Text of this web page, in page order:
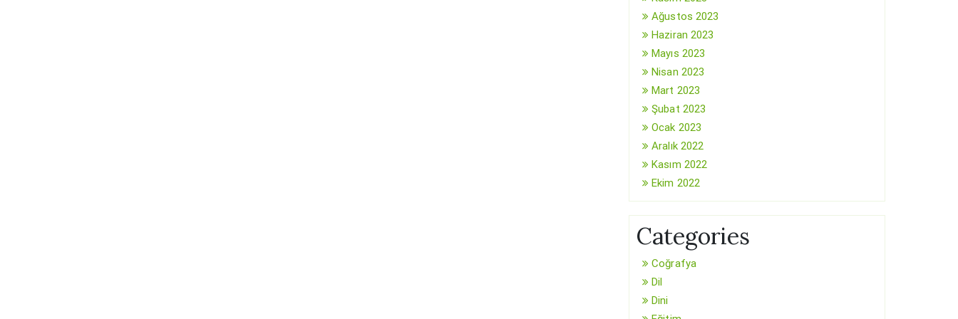
Ağustos 2023
Haziran 2023
Mayıs 2023
Nisan 2023
Mart 2023
Şubat 2023
Ocak 2023
Aralık 2022
Kasım 2022
Ekim 2022
Categories
Coğrafya
Dil
Dini